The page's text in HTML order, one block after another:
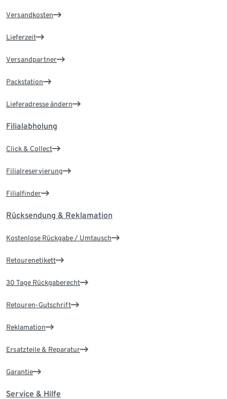
Versandkosten
Lieferzeit
Versandpartner
Packstation
Lieferadresse ändern
Filialabholung
Click & Collect
Filialreservierung
Filialfinder
Rücksendung & Reklamation
Kostenlose Rückgabe / Umtausch
Retourenetikett
30 Tage Rückgaberecht
Retouren-Gutschrift
Reklamation
Ersatzteile & Reparatur
Garantie
Service & Hilfe